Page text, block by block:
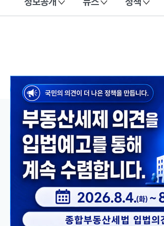
이 누리집은 대한민국 공식 전자정부 누리집입니다.
메인 콘텐츠